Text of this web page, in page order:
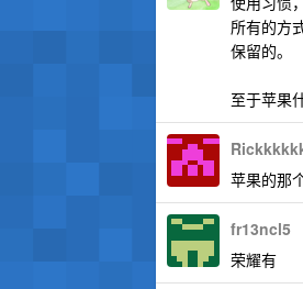
所有的方
保留的。
至于苹果
苹果的那
fr13ncl5
荣耀有